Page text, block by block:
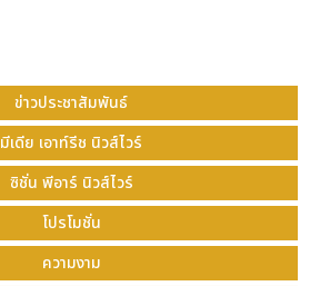
ข่าวประชาสัมพันธ์
มีเดีย เอาท์รีช นิวส์ไวร์
ซิชั่น พีอาร์ นิวส์ไวร์
โปรโมชั่น
ความงาม